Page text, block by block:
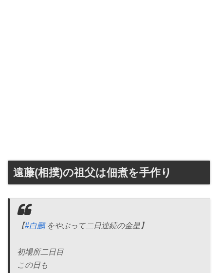
遠藤(相撲)の祖父は佃煮を手作り
【#白鵬をやぶって二日連続の金星】
初場所二日目
この日も